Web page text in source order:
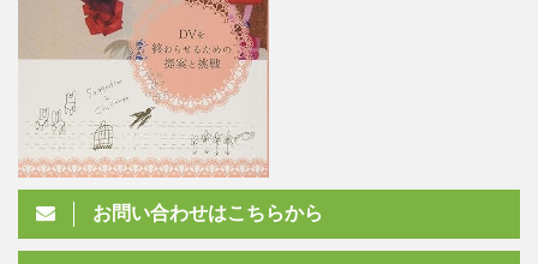
お問い合わせはこちらから